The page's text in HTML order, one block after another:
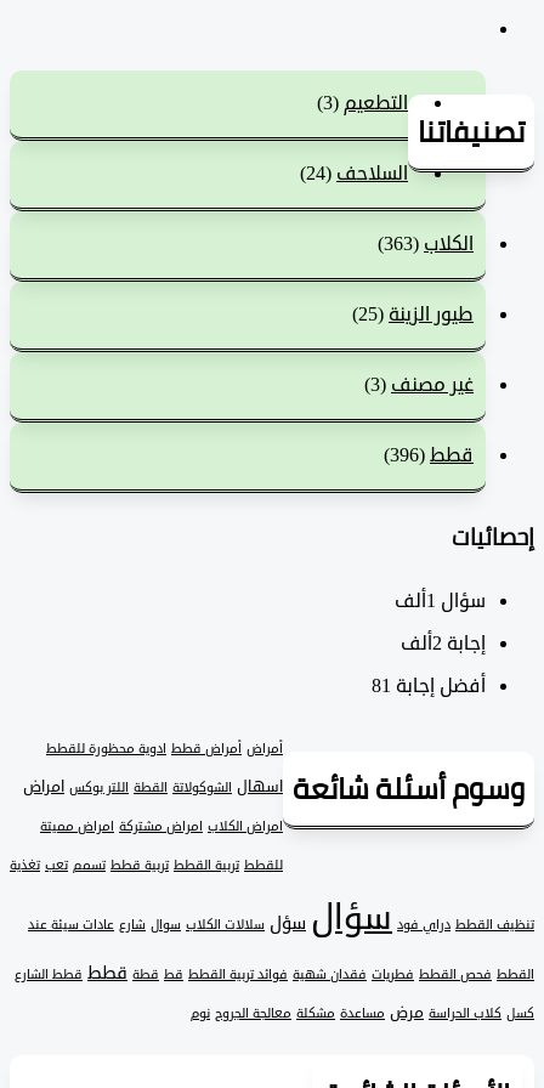
التطعيم(3)
السلاحف(24)
الكلاب(363)
طيور الزينة (25)
غير مصنف(3)
قطط (396)
سؤال1ألف
‫إجابة 2ألف
أفضل إجابة 81
أسئلة شائعة
أمراض قطط ادوية محظورة للقطط
اسهال الشوكولاتة القطة اللتر بوكس امراض
امراض الكلاب امراض مشتركة امراض مميتة
تربية القطط تربية قطط تسمم تعب تغذية
القطط دراي فود سؤالسؤل سلالات الكلاب سوال شارع عادات سيئة عند
فحص القطط فطريات فقدان شهية فوائد تربية القطط قط قطة قطط قطط الشارع
الحراسة مرض مساعدة مشكلة معالجة الجروح نوم